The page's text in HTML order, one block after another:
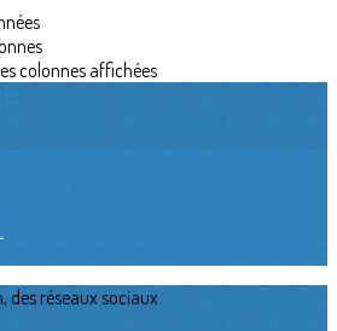
colonnes affichées
des réseaux sociaux